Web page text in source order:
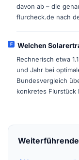
davon ab – die
flurcheck.de nach
Welchen
Rechnerisch etwa
und Jahr bei
Bundesvergleich
konkretes Flurstück